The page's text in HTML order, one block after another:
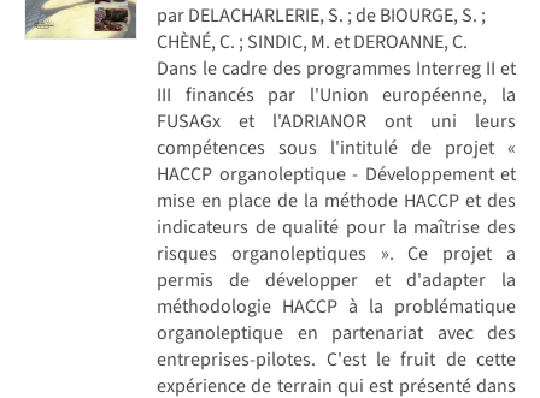
par DELACHARLERIE, S. ; de BIOURGE, S. ;
CHÈNÉ, C. ; SINDIC, M. et DEROANNE, C.
Dans le cadre des programmes Interreg II et
III financés par l'Union européenne, la
FUSAGx et l'ADRIANOR ont uni leurs
compétences sous l'intitulé de projet «
HACCP organoleptique - Développement et
mise en place de la méthode HACCP et des
indicateurs de qualité pour la maîtrise des
risques organoleptiques ». Ce projet a
permis de développer et d'adapter la
méthodologie HACCP à la problématique
organoleptique en partenariat avec des
entreprises-pilotes. C'est le fruit de cette
expérience de terrain qui est présenté dans